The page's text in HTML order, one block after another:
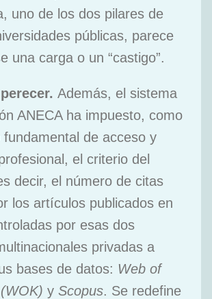
uno de los dos pilares de
públicas, parece
una carga o un “castigo”.
Además, el sistema
ANECA ha impuesto, como
fundamental de acceso y
el criterio del
decir, el número de citas
los artículos publicados en
por esas dos
privadas a
bases de datos: Web of
y Scopus. Se redefine